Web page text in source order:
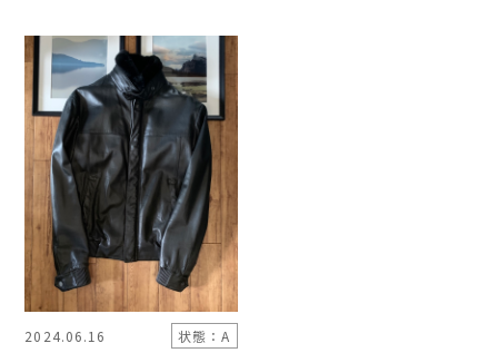
2024.06.16 状態：A